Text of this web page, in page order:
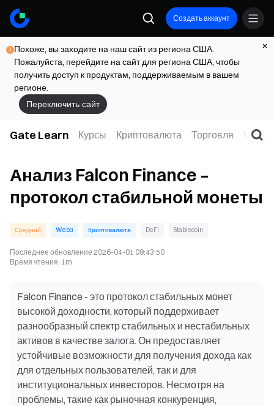
Создать аккаунт
Похоже, вы заходите на наш сайт из региона США.
Пожалуйста, перейдите на сайт для региона США, чтобы
получить доступ к продуктам, поддерживаемым в вашем
регионе.
Переключить сайт
Gate Learn Курсы Криптовалюта Торговля Web3
Анализ Falcon Finance –
протокол стабильной монеты
Средний Web3 Криптовалюта DeFi Stablecoin
Последнее обновление 2026-04-01 09:43:50
Время чтения: 1m
Falcon Finance - это протокол стабильных монет
высокой доходности, который поддерживает
разнообразный спектр стабильных и нестабильных
активов в качестве залога. Он предоставляет
устойчивые возможности для получения дохода как
для отдельных пользователей, так и для
институциональных инвесторов. Несмотря на
проблемы, такие как рыночная конкуренция,